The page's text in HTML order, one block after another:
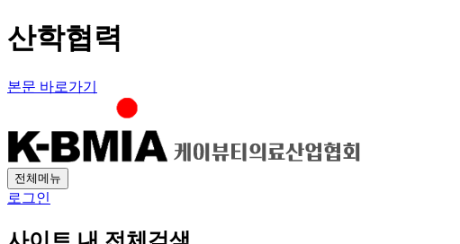
산학협력
본문 바로가기
전체메뉴
로그인